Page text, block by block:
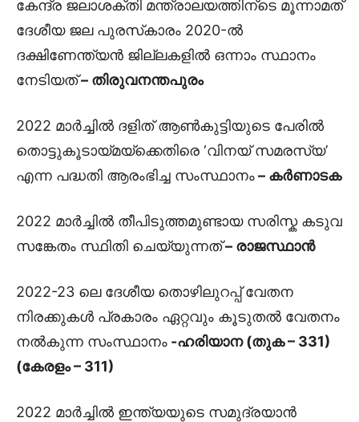
കേന്ദ്ര ജലാശക്തി മന്ത്രാലയത്തിന്ടെ മൂന്നാമത്
ദേശീയ ജല പുരസ്‌കാരം 2020-ൽ
ദക്ഷിണേന്ത്യൻ ജില്ലകളിൽ ഒന്നാം സ്ഥാനം
നേടിയത്– തിരുവനന്തപുരം
2022 മാർച്ചിൽ ദളിത് ആൺകുട്ടിയുടെ പേരിൽ
തൊട്ടുകൂടായ്മയ്ക്കെതിരെ ‘വിനയ് സമരസ്യ’
എന്ന പദ്ധതി ആരംഭിച്ച സംസ്ഥാനം– കർണാടക
2022 മാർച്ചിൽ തീപിടുത്തമുണ്ടായ സരിസ്ക കടുവ
സങ്കേതം സ്ഥിതി ചെയ്യുന്നത്– രാജസ്ഥാൻ
2022-23 ലെ ദേശീയ തൊഴിലുറപ്പ് വേതന
നിരക്കുകൾ പ്രകാരം ഏറ്റവും കൂടുതൽ വേതനം
നൽകുന്ന സംസ്ഥാനം -ഹരിയാന (തുക – 331)
(കേരളം – 311)
2022 മാർച്ചിൽ ഇന്ത്യയുടെ സമുദ്രയാൻ